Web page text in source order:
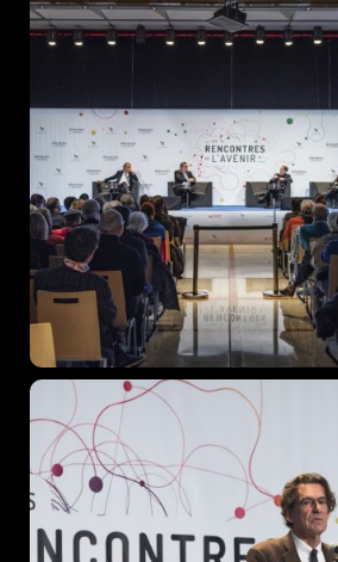
Topics
Business Engineering Growth
When